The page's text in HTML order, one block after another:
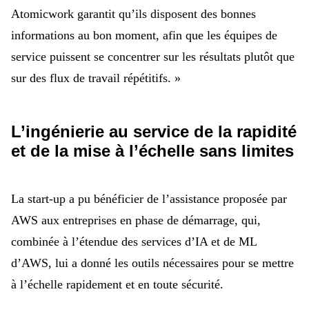
Atomicwork garantit qu’ils disposent des bonnes
informations au bon moment, afin que les équipes de
service puissent se concentrer sur les résultats plutôt que
sur des flux de travail répétitifs. »
L’ingénierie au service de la rapidité
et de la mise à l’échelle sans limites
La start-up a pu bénéficier de l’assistance proposée par
AWS aux entreprises en phase de démarrage, qui,
combinée à l’étendue des services d’IA et de ML
d’AWS, lui a donné les outils nécessaires pour se mettre
à l’échelle rapidement et en toute sécurité.